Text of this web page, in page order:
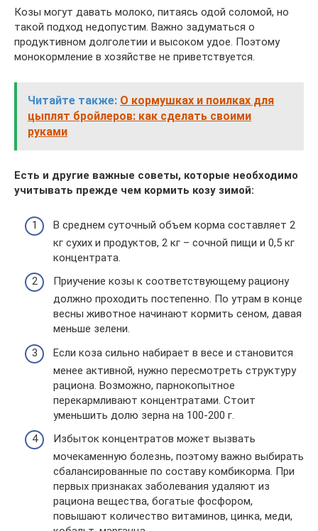
Козы могут давать молоко, питаясь одой соломой, но
такой подход недопустим. Важно задуматься о
продуктивном долголетии и высоком удое. Поэтому
монокормление в хозяйстве не приветствуется.
Читайте также: О кормушках и поилках для
цыплят бройлеров: как сделать своими
руками
Есть и другие важные советы, которые необходимо
учитывать прежде чем кормить козу зимой:
В среднем суточный объем корма составляет 2
кг сухих и продуктов, 2 кг – сочной пищи и 0,5 кг
концентрата.
Приучение козы к соответствующему рациону
должно проходить постепенно. По утрам в конце
весны животное начинают кормить сеном, давая
меньше зелени.
Если коза сильно набирает в весе и становится
менее активной, нужно пересмотреть структуру
рациона. Возможно, парнокопытное
перекармливают концентратами. Стоит
уменьшить долю зерна на 100-200 г.
Избыток концентратов может вызвать
мочекаменную болезнь, поэтому важно выбирать
сбалансированные по составу комбикорма. При
первых признаках заболевания удаляют из
рациона вещества, богатые фосфором,
повышают количество витаминов, цинка, меди,